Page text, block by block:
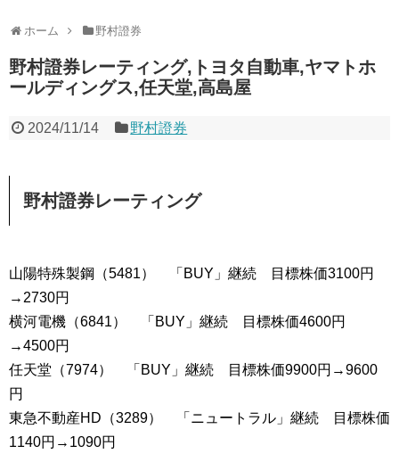
ホーム 野村證券
野村證券レーティング,トヨタ自動車,ヤマトホ
ールディングス,任天堂,高島屋
2024/11/14 野村證券
野村證券レーティング
山陽特殊製鋼（5481） 「BUY」継続 目標株価3100円
→2730円
横河電機（6841） 「BUY」継続 目標株価4600円
→4500円
任天堂（7974） 「BUY」継続 目標株価9900円→9600
円
東急不動産HD（3289） 「ニュートラル」継続 目標株価
1140円→1090円